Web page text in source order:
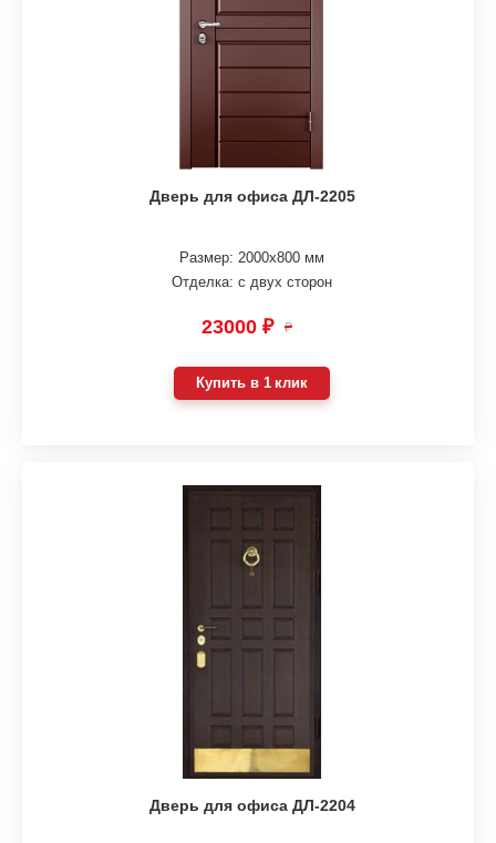
Дверь для офиса ДЛ-2205
Размер: 2000х800 мм
Отделка: с двух сторон
23000 ₽ ₽
Купить в 1 клик
Дверь для офиса ДЛ-2204